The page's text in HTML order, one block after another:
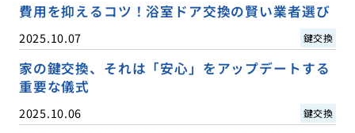
費用を抑えるコツ！浴室ドア交換の賢い業者選び
2025.10.07 鍵交換
家の鍵交換、それは「安心」をアップデートする
重要な儀式
2025.10.06 鍵交換